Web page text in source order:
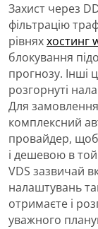
Захист через
фільтрацію
рівняххостинг
блокування
прогнозу. Інші
розгорнуті
Для замовлення
комплексний
провайдер, щоб
і дешевою в
VDS зазвичай
налаштувань
отримаєте і
уважного